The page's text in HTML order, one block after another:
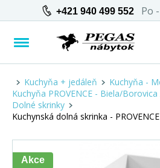
+421 940 499 552 Po
Kuchyňa + jedáleň
Kuchyňa -
Kuchyňa PROVENCE - Biela/
Dolné skrinky
Kuchynská dolná skrinka -
Akce